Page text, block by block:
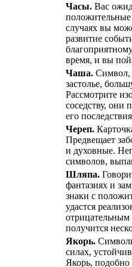
Часы. Вас
случаях вы
развитие
время, и вы
Чаша. Символ,
застолье,
Рассмотрите
соседству, они
его
Череп.
Предвещает
и духовные.
символов,
Шляпа.
фантазиях и
знаки с
удастся
отрицательным
получится
Якорь.
силах,
Якорь, подобно